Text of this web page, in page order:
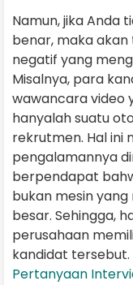
Namun, jika Anda
benar, maka
negatif yang
Misalnya, para
wawancara video
hanyalah suatu
rekrutmen. Hal ini
pengalamannya
berpendapat
bukan mesin
besar. Sehingga,
perusahaan
kandidat
Pertanyaan